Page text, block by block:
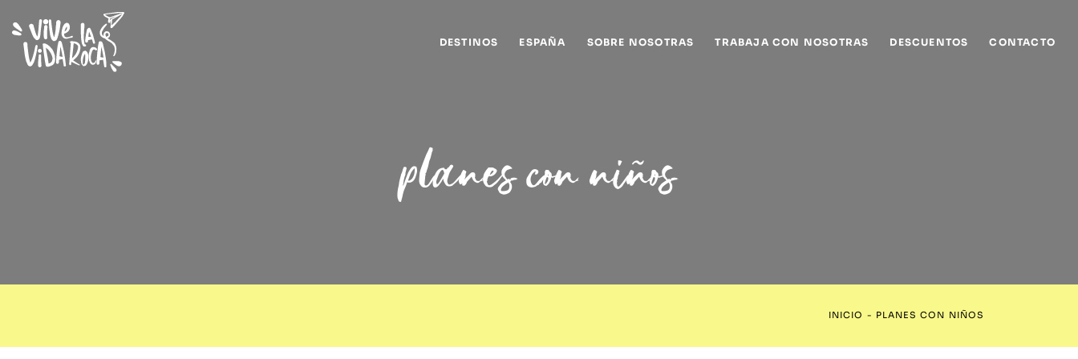
DESTINOS ESPAÑA SOBRE NOSOTRAS TRABAJA CON NOSOTRAS DESCUENTOS CONTACTO
planes con niños
INICIO - PLANES CON NIÑOS